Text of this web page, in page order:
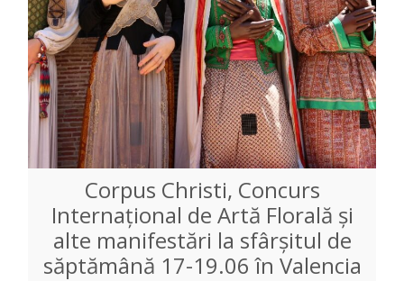
Corpus Christi, Concurs
Internațional de Artă Florală și
alte manifestări la sfârșitul de
săptămână 17-19.06 în Valencia